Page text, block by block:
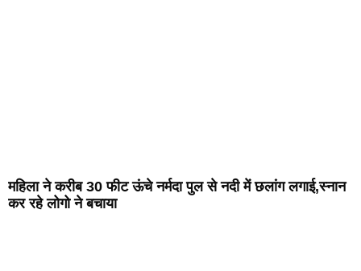
महिला ने करीब 30 फीट ऊंचे नर्मदा पुल से नदी में छलांग लगाई,स्नान
कर रहे लोगो ने बचाया